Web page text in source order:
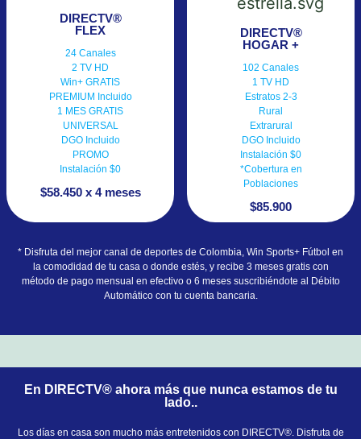
DIRECTV®
FLEX
24 Canales
2 TV HD
Win+ GRATIS
PREMIUM Incluido
1 MES GRATIS
UNIVERSAL
DGO Incluido
PROMO
Instalación $0
$58.450 x 4 meses
DIRECTV®
HOGAR +
102 Canales
1 TV HD
Estratos 2-3
Rural
Extrarural
DGO Incluido
Instalación $0
*Cobertura en
Poblaciones
$85.900
* Disfruta del mejor canal de deportes de Colombia, Win Sports+ Fútbol en
la comodidad de tu casa o donde estés, y recibe 3 meses gratis con
método de pago mensual en efectivo o 6 meses suscribiéndote al Débito
Automático con tu cuenta bancaria.
En DIRECTV® ahora más que nunca estamos de tu
lado..
Los días en casa son mucho más entretenidos con DIRECTV®. Disfruta de